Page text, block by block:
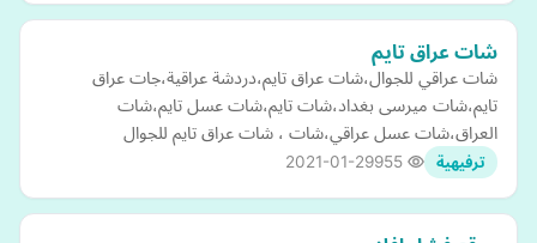
شات عراق تايم
شات عراقي للجوال،شات عراق تايم،دردشة عراقية،جات عراق
تايم،شات ميرسى بغداد،شات تايم،شات عسل تايم،شات
العراق،شات عسل عراقي،شات ، شات عراق تايم للجوال
ترفيهية 2021-01-29